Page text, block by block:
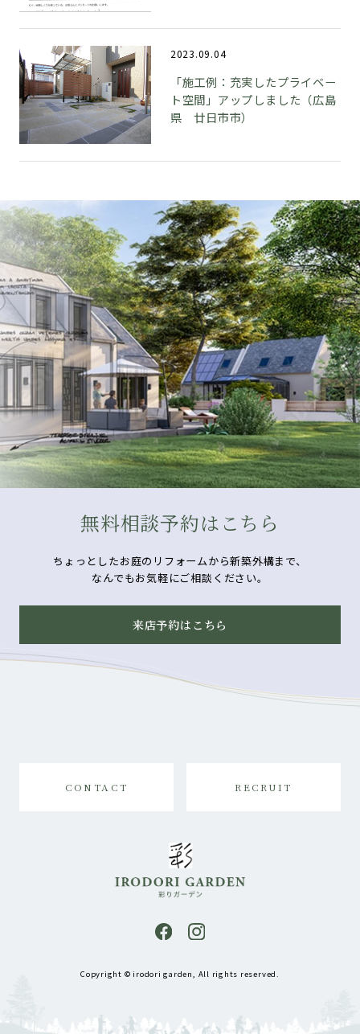
2023.09.04
「施工例：充実したプライベー
ト空間」アップしました（広島
県 廿日市市）
無料相談予約はこちら
ちょっとしたお庭のリフォームから新築外構まで、
なんでもお気軽にご相談ください。
来店予約はこちら
CONTACT RECRUIT
Copyright © irodori garden, All rights reserved.